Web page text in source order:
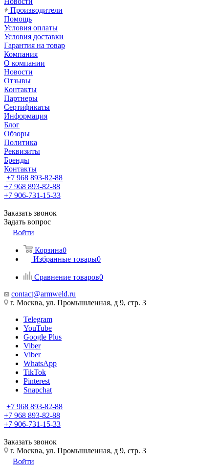
Производители
Помощь
Условия оплаты
Условия доставки
Гарантия на товар
Компания
О компании
Новости
Отзывы
Контакты
Партнеры
Сертификаты
Информация
Блог
Обзоры
Политика
Реквизиты
Бренды
Контакты
+7 968 893-82-88
+7 968 893-82-88
+7 906-731-15-33
Заказать звонок
Задать вопрос
Войти
Корзина0
Избранные товары0
Сравнение товаров0
contact@armweld.ru
г. Москва, ул. Промышленная, д 9, стр. 3
Telegram
YouTube
Google Plus
Viber
Viber
WhatsApp
TikTok
Pinterest
Snapchat
+7 968 893-82-88
+7 968 893-82-88
+7 906-731-15-33
Заказать звонок
г. Москва, ул. Промышленная, д 9, стр. 3
Войти